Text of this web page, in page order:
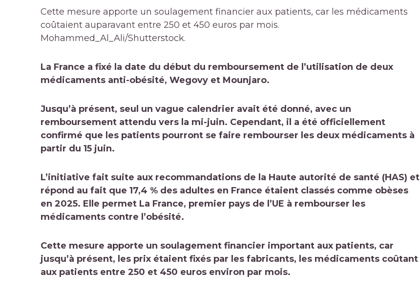
Cette mesure apporte un soulagement financier aux patients, car les médicaments
coûtaient auparavant entre 250 et 450 euros par mois.
Mohammed_Al_Ali/Shutterstock.
La France a fixé la date du début du remboursement de l’utilisation de deux
médicaments anti-obésité, Wegovy et Mounjaro.
Jusqu’à présent, seul un vague calendrier avait été donné, avec un
remboursement attendu vers la mi-juin. Cependant, il a été officiellement
confirmé que les patients pourront se faire rembourser les deux médicaments à
partir du 15 juin.
L’initiative fait suite aux recommandations de la Haute autorité de santé (HAS) et
répond au fait que 17,4 % des adultes en France étaient classés comme obèses
en 2025. Elle permet La France, premier pays de l’UE à rembourser les
médicaments contre l’obésité.
Cette mesure apporte un soulagement financier important aux patients, car
jusqu’à présent, les prix étaient fixés par les fabricants, les médicaments coûtant
aux patients entre 250 et 450 euros environ par mois.